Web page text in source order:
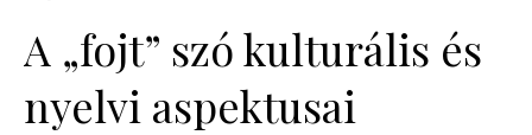
A „fojt” szó kulturális és
nyelvi aspektusai